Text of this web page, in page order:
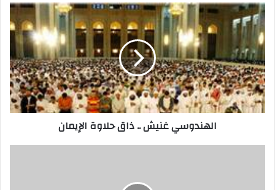
الهندوسي غنيش .. ذاق حلاوة الإيمان